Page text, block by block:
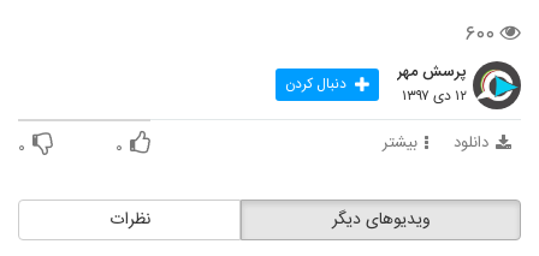
۶۰۰
پرسش مهر
۱۲ دی ۱۳۹۷ دنبال کردن
دانلود بیشتر ۰ ۰
نظرات ویدیوهای دیگر